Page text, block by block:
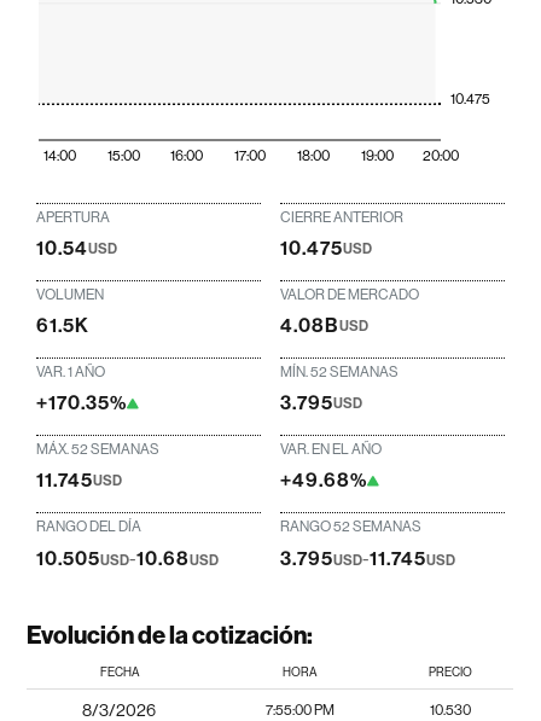
14:00 15:00 16:00 17:00 18:00 19:00 20:00
10.475
APERTURA
10.54USD
CIERRE ANTERIOR
10.475USD
VOLUMEN
61.5K
VALOR DE MERCADO
4.08BUSD
VAR. 1 AÑO
+170.35%
MÍN. 52 SEMANAS
3.795USD
MÁX. 52 SEMANAS
11.745USD
VAR. EN EL AÑO
+49.68%
RANGO DEL DÍA
10.505USD-10.68USD
RANGO 52 SEMANAS
3.795USD-11.745USD
Evolución de la cotización:
FECHA HORA PRECIO
8/3/2026 7:55:00 PM 10.530